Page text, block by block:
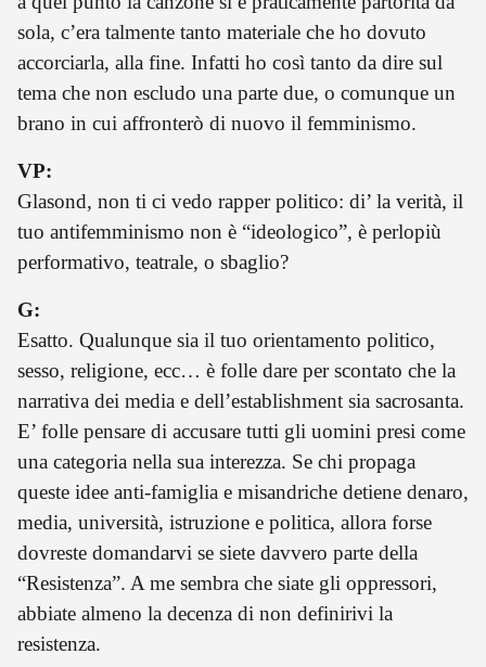
sola, c’era talmente tanto materiale che ho dovuto
accorciarla, alla fine. Infatti ho così tanto da dire sul
tema che non escludo una parte due, o comunque un
brano in cui affronterò di nuovo il femminismo.
VP:
Glasond, non ti ci vedo rapper politico: di’ la verità, il
tuo antifemminismo non è “ideologico”, è perlopiù
performativo, teatrale, o sbaglio?
G:
Esatto. Qualunque sia il tuo orientamento politico,
sesso, religione, ecc… è folle dare per scontato che la
narrativa dei media e dell’establishment sia sacrosanta.
E’ folle pensare di accusare tutti gli uomini presi come
una categoria nella sua interezza. Se chi propaga
queste idee anti-famiglia e misandriche detiene denaro,
media, università, istruzione e politica, allora forse
dovreste domandarvi se siete davvero parte della
“Resistenza”. A me sembra che siate gli oppressori,
abbiate almeno la decenza di non definirivi la
resistenza.